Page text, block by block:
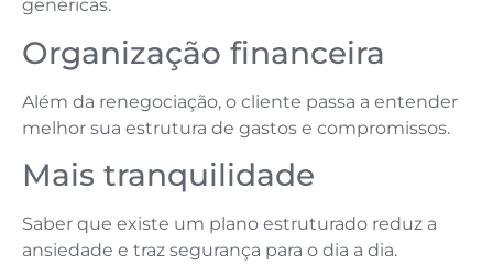
genéricas.
Organização financeira
Além da renegociação, o cliente passa a entender
melhor sua estrutura de gastos e compromissos.
Mais tranquilidade
Saber que existe um plano estruturado reduz a
ansiedade e traz segurança para o dia a dia.